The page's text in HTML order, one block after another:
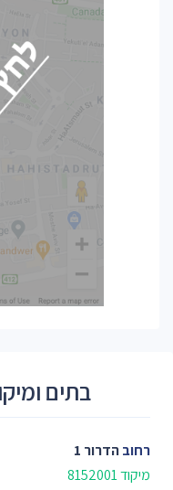
בתים
רחובהדרור 1
מיקוד 8152001